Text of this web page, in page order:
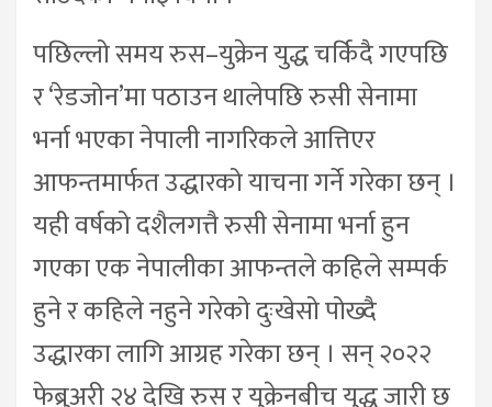
पछिल्लो समय रुस–युक्रेन युद्ध चर्किदै गएपछि
र ‘रेडजोन’मा पठाउन थालेपछि रुसी सेनामा
भर्ना भएका नेपाली नागरिकले आत्तिएर
आफन्तमार्फत उद्धारको याचना गर्ने गरेका छन् ।
यही वर्षको दशैलगत्तै रुसी सेनामा भर्ना हुन
गएका एक नेपालीका आफन्तले कहिले सम्पर्क
हुने र कहिले नहुने गरेको दुःखेसो पोख्दै
उद्धारका लागि आग्रह गरेका छन् । सन् २०२२
फेब्रुअरी २४ देखि रुस र युक्रेनबीच युद्ध जारी छ